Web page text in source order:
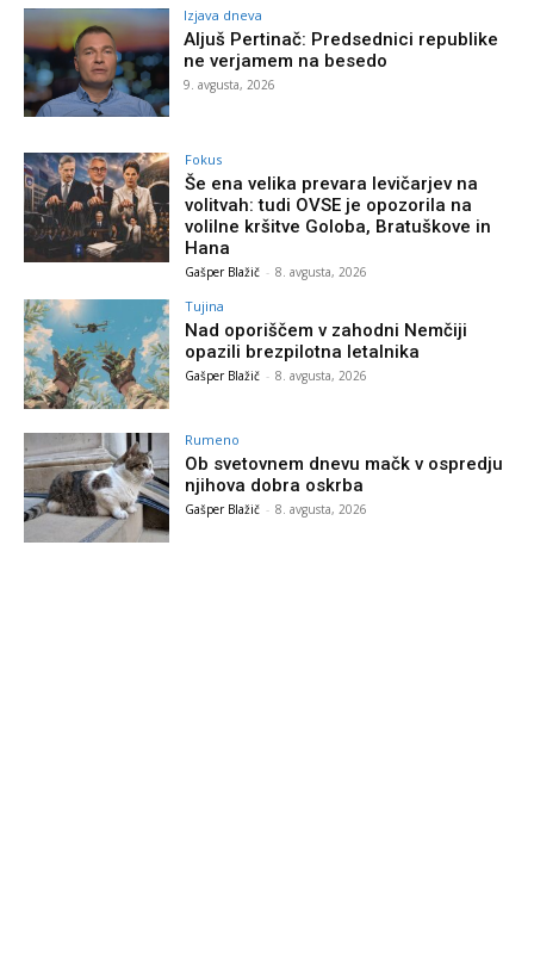
Izjava dneva
Aljuš Pertinač: Predsednici republike
ne verjamem na besedo
9. avgusta, 2026
Fokus
Še ena velika prevara levičarjev na
volitvah: tudi OVSE je opozorila na
volilne kršitve Goloba, Bratuškove in
Hana
Gašper Blažič - 8. avgusta, 2026
Tujina
Nad oporiščem v zahodni Nemčiji
opazili brezpilotna letalnika
Gašper Blažič - 8. avgusta, 2026
Rumeno
Ob svetovnem dnevu mačk v ospredju
njihova dobra oskrba
Gašper Blažič - 8. avgusta, 2026